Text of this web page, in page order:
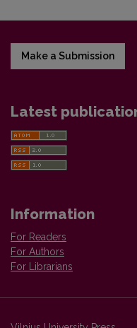
Make a Submission
Latest
Information
For Readers
For Authors
For Librarians